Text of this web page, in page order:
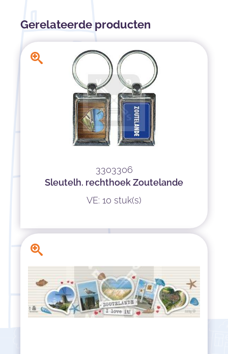
Gerelateerde producten
3303306
Sleutelh. rechthoek Zoutelande
VE: 10 stuk(s)